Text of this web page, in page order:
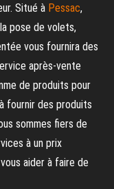
Situé à Pessac,
pose de volets,
vous fournira des
après-vente
de produits pour
fournir des produits
sommes fiers de
à un prix
aider à faire de